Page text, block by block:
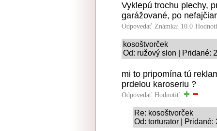
Vyklepú trochu plechy,
garážované, po
Odpovedať Známka: 10.0
kosoštvorček
Od: ružový slon | Pridané:
mi to pripomína tú
prdelou karoseriu ?
Odpovedať Hodnotiť:
Re: kosoštvorček
Od: torturator | Pridané: